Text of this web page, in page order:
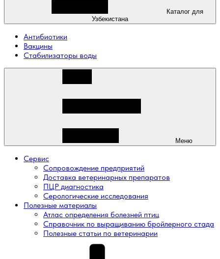
Узбекистана
Антибиотики
Вакцины
Стабилизаторы воды
Меню
Сервис
Сопровождение предприятий
Доставка ветеринарных препаратов
ПЦР диагностика
Серологические исследования
Полезные материалы
Атлас определения болезней птиц
Справочник по выращиванию бройлерного стада
Полезные статьи по ветеринарии